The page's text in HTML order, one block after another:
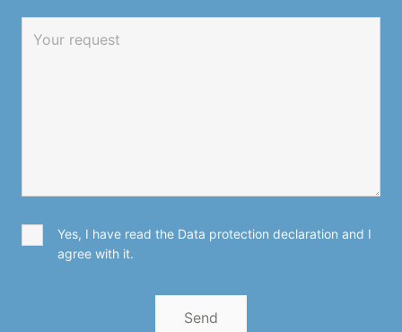
Yes, I have read the Data protection declaration and I
agree with it.